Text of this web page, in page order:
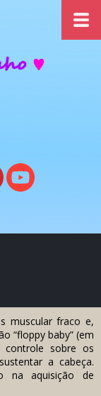
muscular fraco e,
“floppy baby” (em
controle sobre os
a cabeça.
na aquisição de